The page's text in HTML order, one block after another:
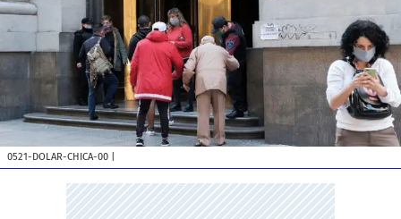
0521-DOLAR-CHICA-00